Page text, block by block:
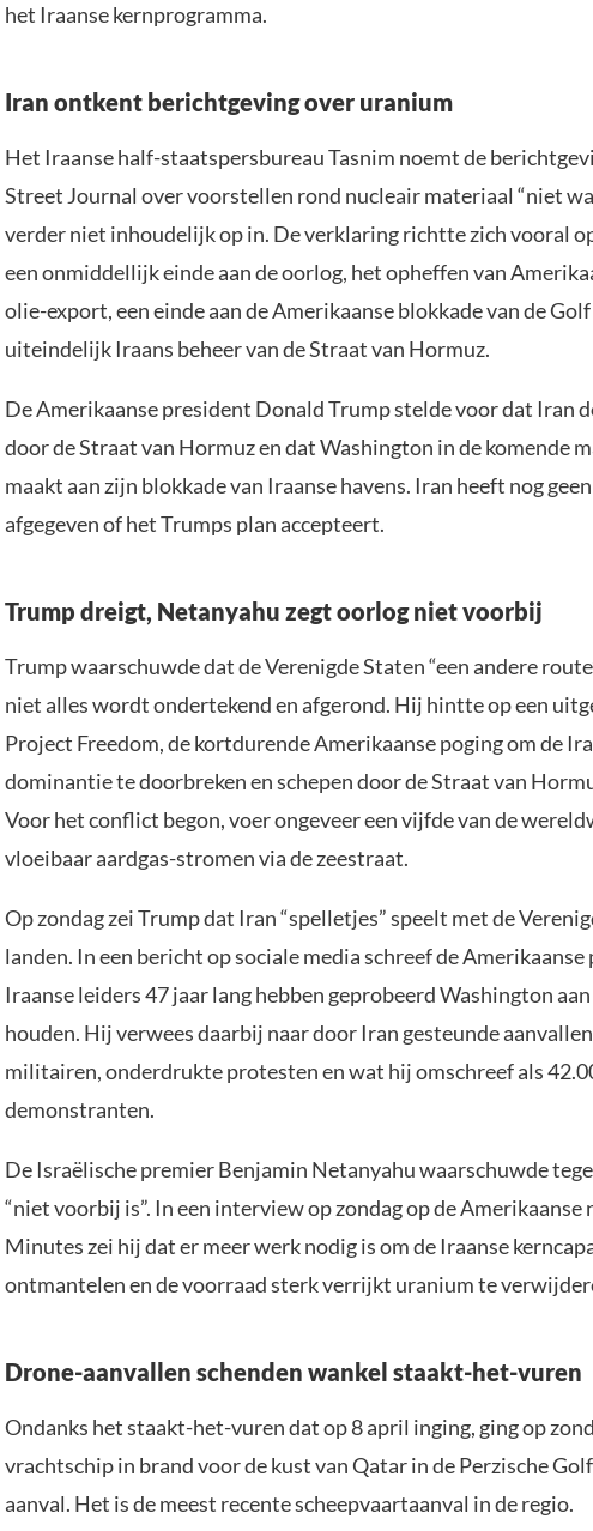
het Iraanse kernprogramma.
Iran ontkent berichtgeving over uranium
Het Iraanse half-staatspersbureau Tasnim noemt de
Street Journal over voorstellen rond nucleair materiaal “niet
verder niet inhoudelijk op in. De verklaring richtte zich vooral
een onmiddellijk einde aan de oorlog, het opheffen van
olie-export, een einde aan de Amerikaanse blokkade van de
uiteindelijk Iraans beheer van de Straat van Hormuz.
De Amerikaanse president Donald Trump stelde voor dat Iran
door de Straat van Hormuz en dat Washington in de komende
maakt aan zijn blokkade van Iraanse havens. Iran heeft nog
afgegeven of het Trumps plan accepteert.
Trump dreigt, Netanyahu zegt oorlog niet voorbij
Trump waarschuwde dat de Verenigde Staten “een andere
niet alles wordt ondertekend en afgerond. Hij hintte op een
Project Freedom, de kortdurende Amerikaanse poging om de
dominantie te doorbreken en schepen door de Straat van
Voor het conflict begon, voer ongeveer een vijfde van de
vloeibaar aardgas-stromen via de zeestraat.
Op zondag zei Trump dat Iran “spelletjes” speelt met de
landen. In een bericht op sociale media schreef de
Iraanse leiders 47 jaar lang hebben geprobeerd Washington
houden. Hij verwees daarbij naar door Iran gesteunde
militairen, onderdrukte protesten en wat hij omschreef als
demonstranten.
De Israëlische premier Benjamin Netanyahu waarschuwde
“niet voorbij is”. In een interview op zondag op de
Minutes zei hij dat er meer werk nodig is om de Iraanse
ontmantelen en de voorraad sterk verrijkt uranium te
Drone-aanvallen schenden wankel staakt-het-vuren
Ondanks het staakt-het-vuren dat op 8 april inging, ging op
vrachtschip in brand voor de kust van Qatar in de Perzische
aanval. Het is de meest recente scheepvaartaanval in de regio.